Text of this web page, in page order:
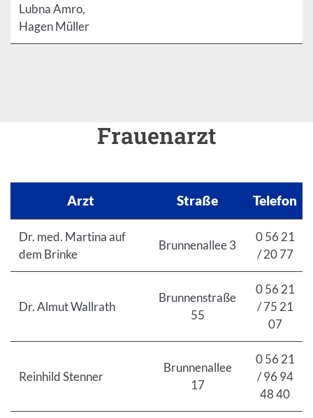
Lubna Amro,
Hagen Müller
Frauenarzt
Arzt Straße Telefon
Dr. med. Martina auf
dem Brinke
Brunnenallee 3
0 56 21
/ 20 77
Dr. Almut Wallrath
Brunnenstraße
55
0 56 21
/ 75 21
07
Reinhild Stenner
Brunnenallee
17
0 56 21
/ 96 94
48 40